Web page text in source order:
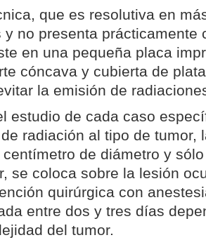
que es resolutiva en
y no presenta prácticamente
en una pequeña placa
cóncava y cubierta de
la emisión de
estudio de cada caso
radiación al tipo de tumor,
centímetro de diámetro y
se coloca sobre la lesión
quirúrgica con
entre dos y tres días
del tumor.